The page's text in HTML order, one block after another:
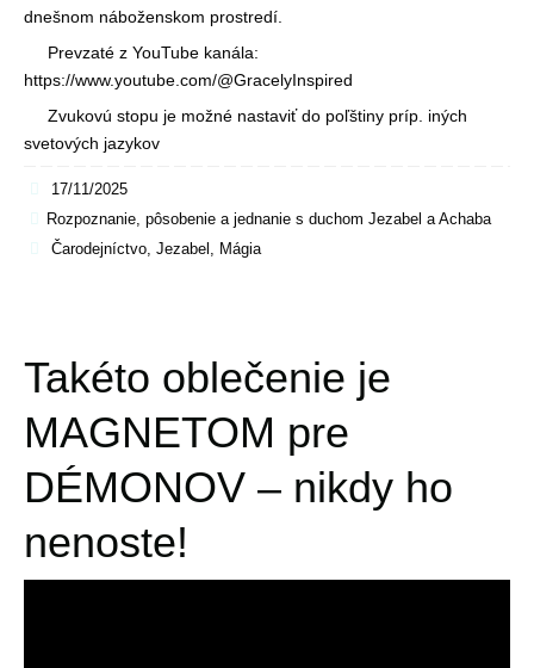
dnešnom náboženskom prostredí.
Prevzaté z YouTube kanála:
https://www.youtube.com/@GracelyInspired
Zvukovú stopu je možné nastaviť do poľštiny príp. iných
svetových jazykov
17/11/2025
Rozpoznanie, pôsobenie a jednanie s duchom Jezabel a Achaba
Čarodejníctvo, Jezabel Mágia
Takéto oblečenie je
MAGNETOM pre
DÉMONOV – nikdy ho
nenoste!